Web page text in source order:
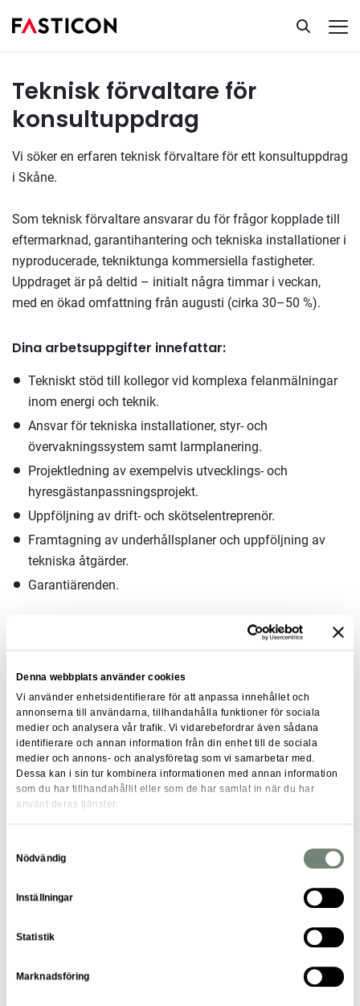
Denna webbplats använder cookies
Vi använder enhetsidentifierare för att anpassa innehållet och
annonserna till användarna, tillhandahålla funktioner för sociala
medier och analysera vår trafik. Vi vidarebefordrar även sådana
identifierare och annan information från din enhet till de sociala
medier och annons- och analysföretag som vi samarbetar med.
Dessa kan i sin tur kombinera informationen med annan information
som du har tillhandahållit eller som de har samlat in när du har
använt deras tjänster.
Nödvändig
Inställningar
Statistik
Marknadsföring
Tillsatta uppdrag Teknisk Förvaltare för konsultuppdrag
Teknisk förvaltare för
konsultuppdrag
Vi söker en erfaren teknisk förvaltare för ett konsultuppdrag
i Skåne.
Som teknisk förvaltare ansvarar du för frågor kopplade till
eftermarknad, garantihantering och tekniska installationer i
nyproducerade, tekniktunga kommersiella fastigheter.
Uppdraget är på deltid – initialt några timmar i veckan,
med en ökad omfattning från augusti (cirka 30–50 %).
Dina arbetsuppgifter innefattar:
Tekniskt stöd till kollegor vid komplexa felanmälningar
inom energi och teknik.
Ansvar för tekniska installationer, styr- och
övervakningssystem samt larmplanering.
Projektledning av exempelvis utvecklings- och
hyresgästanpassningsprojekt.
Uppföljning av drift- och skötselentreprenör.
Framtagning av underhållsplaner och uppföljning av
tekniska åtgärder.
Garantiärenden.
kommersiella fastigheter, gärna med erfarenhet av labb-
miljöer.
Kunskap om entreprenadjuridik och garantifrågor.
Erfarenhet av tekniska installationer och system,
exempelvis gas och styrsystem.
God vana vid hyresgästkontakt och kundbemötande.
arbetsbelastning.